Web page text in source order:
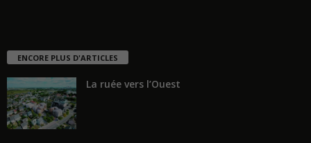
ENCORE PLUS D'ARTICLES
La ruée vers l’Ouest